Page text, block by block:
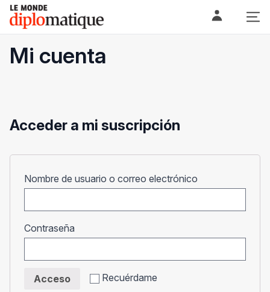
Skip
content
Le monde diplomatique
Mi cuenta
Acceder a mi suscripción
Nombre de usuario o correo electrónico
Contraseña
Recuérdame
Acceso